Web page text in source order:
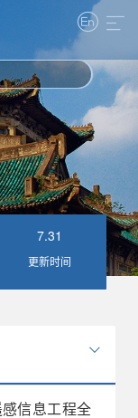
7.31
更新时间
信息工程全